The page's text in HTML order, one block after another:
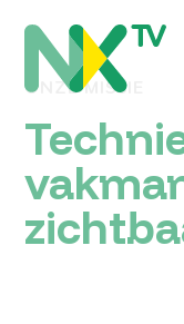
ONZE MISSIE